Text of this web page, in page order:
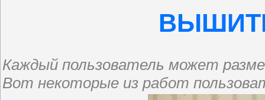
Каждый пользователь может
Вот некоторые из работ